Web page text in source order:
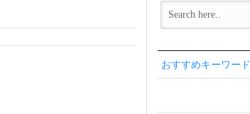
おすすめキーワード